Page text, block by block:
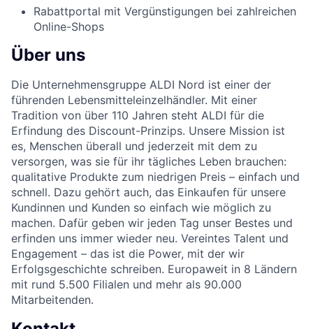
Rabattportal mit Vergünstigungen bei zahlreichen
Online-Shops
Über uns
Die Unternehmensgruppe ALDI Nord ist einer der
führenden Lebensmitteleinzelhändler. Mit einer
Tradition von über 110 Jahren steht ALDI für die
Erfindung des Discount-Prinzips. Unsere Mission ist
es, Menschen überall und jederzeit mit dem zu
versorgen, was sie für ihr tägliches Leben brauchen:
qualitative Produkte zum niedrigen Preis – einfach und
schnell. Dazu gehört auch, das Einkaufen für unsere
Kundinnen und Kunden so einfach wie möglich zu
machen. Dafür geben wir jeden Tag unser Bestes und
erfinden uns immer wieder neu. Vereintes Talent und
Engagement – das ist die Power, mit der wir
Erfolgsgeschichte schreiben. Europaweit in 8 Ländern
mit rund 5.500 Filialen und mehr als 90.000
Mitarbeitenden.